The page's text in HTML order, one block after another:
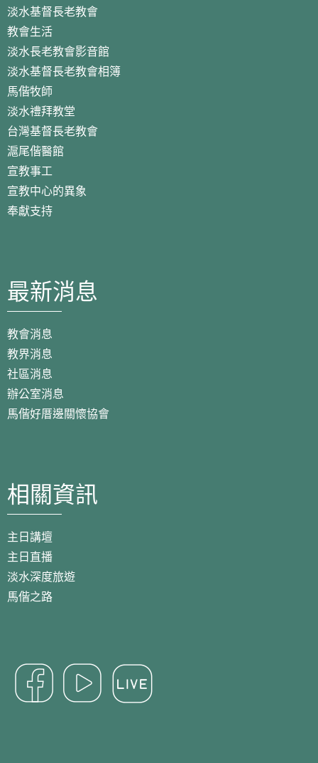
淡水基督長老教會
教會生活
淡水長老教會影音館
淡水基督長老教會相簿
馬偕牧師
淡水禮拜教堂
台灣基督長老教會
滬尾偕醫館
宣教事工
宣教中心的異象
奉獻支持
最新消息
教會消息
教界消息
社區消息
辦公室消息
馬偕好厝邊關懷協會
相關資訊
主日講壇
主日直播
淡水深度旅遊
馬偕之路